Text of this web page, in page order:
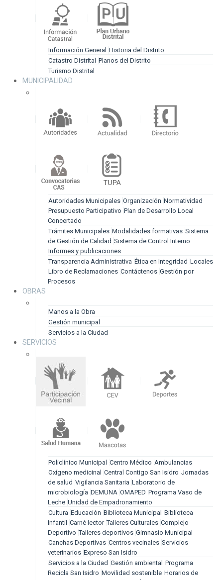
Información General Historia del Distrito
Catastro Distrital Planos del Distrito
Turismo Distrital
MUNICIPALIDAD
Autoridades Municipales Organización Normatividad
Presupuesto Participativo Plan de Desarrollo Local
Concertado
Trámites Municipales Modalidades formativas Sistema
de Gestión de Calidad Sistema de Control Interno
Informes y publicaciones
Transparencia Administrativa Ética en Integridad Locales
Libro de Reclamaciones Contáctenos Gestión por
Procesos
OBRAS
Manos a la Obra
Gestión municipal
Servicios a la Ciudad
SERVICIOS
Policlínico Municipal Centro Médico Ambulancias
Oxígeno medicinal Central Contigo San Isidro Jornadas
de salud Vigilancia Sanitaria Laboratorio de
microbiología DEMUNA OMAPED Programa Vaso de
Leche Unidad de Empadronamiento
Cultura Educación Biblioteca Municipal Biblioteca
Infantil Carné lector Talleres Culturales Complejo
Deportivo Talleres deportivos Gimnasio Municipal
Canchas Deportivas Centros vecinales Servicios
veterinarios Expreso San Isidro
Servicios a la Ciudad Gestión ambiental Programa
Recicla San Isidro Movilidad sostenible Horarios de